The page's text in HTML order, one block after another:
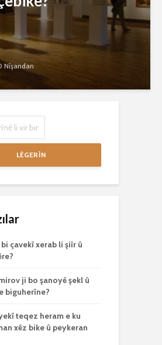
Nîşandan
LÊGERÎN
bi çavekî xerab li şiîr û
ji bo şanoyê şekl û
biguherîne?
teqez heram e ku
xêz bike û peykeran